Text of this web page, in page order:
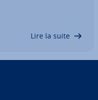
les domaines
Lire la suite